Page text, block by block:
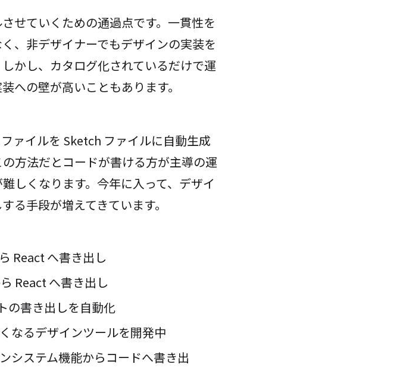
せていくための通過点です。一貫性を
、非デザイナーでもデザインの実装を
かし、カタログ化されているだけで運
への壁が高いこともあります。
ァイルを Sketch ファイルに自動生成
方法だとコードが書ける方が主導の運
しくなります。今年に入って、デザイ
る手段が増えてきています。
React へ書き出し
React へ書き出し
の書き出しを自動化
なるデザインツールを開発中
システム機能からコードへ書き出